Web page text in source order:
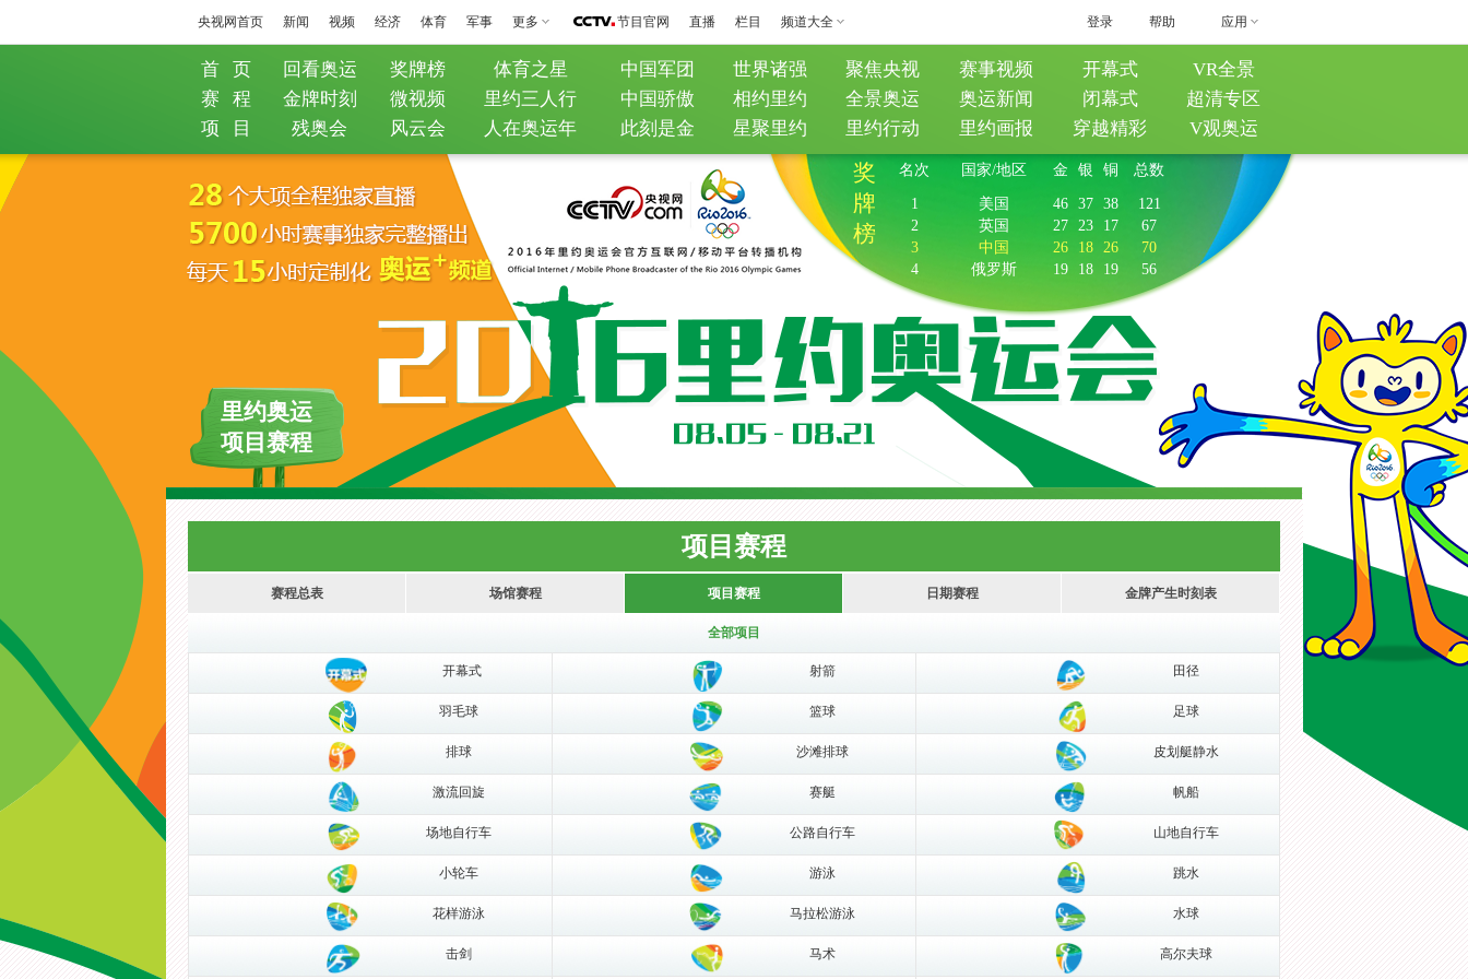
央视网首页 新闻 视频 经济 体育 军事 更多 节目官网 直播 栏目 频道大全 帮助 应用
登录
首 页 回看奥运 奖牌榜 体育之星 中国军团 世界诸强 聚焦央视 赛事视频 开幕式
VR全景
赛 程
金牌时刻 微视频 里约三人行 中国骄傲 相约里约 全景奥运 奥运新闻 闭幕式
超清专区
项 目
残奥会 风云会 人在奥运年 此刻是金 星聚里约 里约行动 里约画报 穿越精彩 V观奥运
奖
牌
榜
名次 国家/地区 金 银 铜 总数
1 美国 46 37 38
121
2
英国 27 23 17
67
3
中国 26 18 26
70
4
俄罗斯 19 18 19 56
里约奥运
项目赛程
项目赛程
赛程总表 场馆赛程 项目赛程 日期赛程 金牌产生时刻表
全部项目
开幕式 射箭 田径
羽毛球 篮球 足球
排球 沙滩排球 皮划艇静水
激流回旋 赛艇 帆船
场地自行车 公路自行车 山地自行车
小轮车 游泳 跳水
花样游泳 马拉松游泳 水球
击剑 马术 高尔夫球